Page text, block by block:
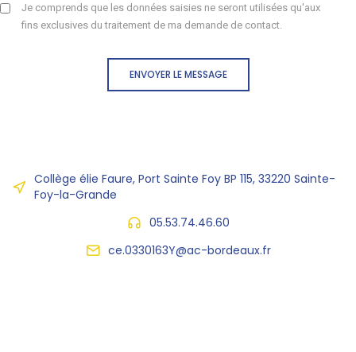
Je comprends que les données saisies ne seront utilisées qu'aux
fins exclusives du traitement de ma demande de contact.
ENVOYER LE MESSAGE
Collège élie Faure, Port Sainte Foy BP 115, 33220 Sainte-
Foy-la-Grande
05.53.74.46.60
ce.0330163Y@ac-bordeaux.fr